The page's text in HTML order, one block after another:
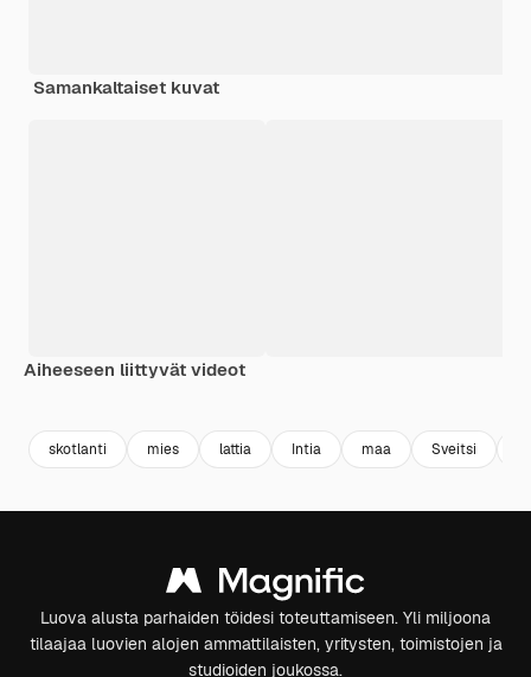
Samankaltaiset kuvat
Aiheeseen liittyvät videot
skotlanti mies lattia Intia maa Sveitsi
Luova alusta parhaiden töidesi toteuttamiseen. Yli miljoona
tilaajaa luovien alojen ammattilaisten, yritysten, toimistojen ja
studioiden joukossa.